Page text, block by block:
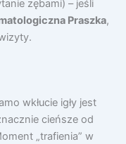
zębami) – jeśli
Praszka,
wkłucie igły jest
cieńsze od
„trafienia” w